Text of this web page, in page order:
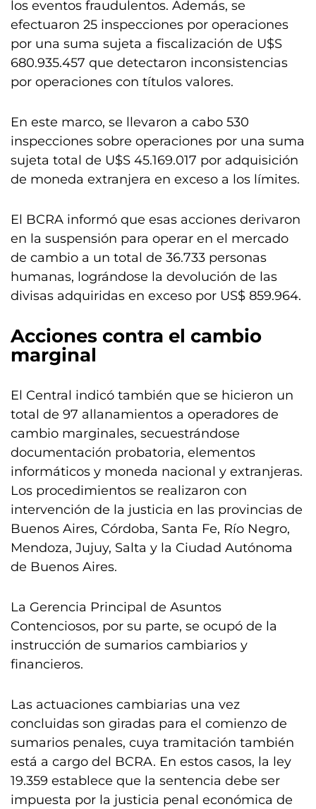
los eventos fraudulentos. Además, se
efectuaron 25 inspecciones por operaciones
por una suma sujeta a fiscalización de U$S
680.935.457 que detectaron inconsistencias
por operaciones con títulos valores.
En este marco, se llevaron a cabo 530
inspecciones sobre operaciones por una suma
sujeta total de U$S 45.169.017 por adquisición
de moneda extranjera en exceso a los límites.
El BCRA informó que esas acciones derivaron
en la suspensión para operar en el mercado
de cambio a un total de 36.733 personas
humanas, lográndose la devolución de las
divisas adquiridas en exceso por US$ 859.964.
Acciones contra el cambio
marginal
El Central indicó también que se hicieron un
total de 97 allanamientos a operadores de
cambio marginales, secuestrándose
documentación probatoria, elementos
informáticos y moneda nacional y extranjeras.
Los procedimientos se realizaron con
intervención de la justicia en las provincias de
Buenos Aires, Córdoba, Santa Fe, Río Negro,
Mendoza, Jujuy, Salta y la Ciudad Autónoma
de Buenos Aires.
La Gerencia Principal de Asuntos
Contenciosos, por su parte, se ocupó de la
instrucción de sumarios cambiarios y
financieros.
Las actuaciones cambiarias una vez
concluidas son giradas para el comienzo de
sumarios penales, cuya tramitación también
está a cargo del BCRA. En estos casos, la ley
19.359 establece que la sentencia debe ser
impuesta por la justicia penal económica de